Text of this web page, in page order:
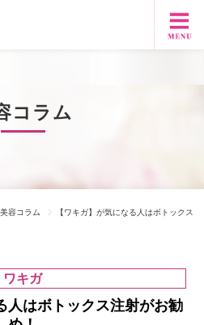
コラム
美容コラム
【ワキガ】が気になる人はボトックス
ワキガ
人はボトックス注射がお勧